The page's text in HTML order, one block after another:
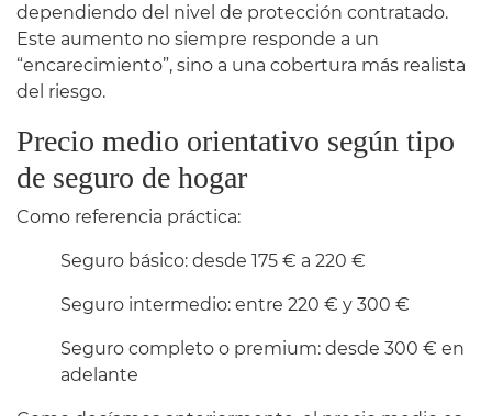
dependiendo del nivel de protección contratado.
Este aumento no siempre responde a un
“encarecimiento”, sino a una cobertura más realista
del riesgo.
Precio medio orientativo según tipo
de seguro de hogar
Como referencia práctica:
Seguro básico: desde 175 € a 220 €
Seguro intermedio: entre 220 € y 300 €
Seguro completo o premium: desde 300 € en
adelante